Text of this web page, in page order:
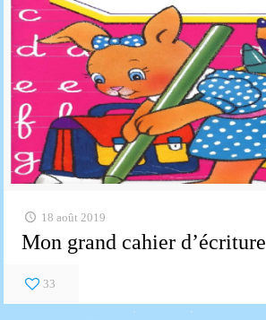
18 août 2019
Mon grand cahier d’écriture
33